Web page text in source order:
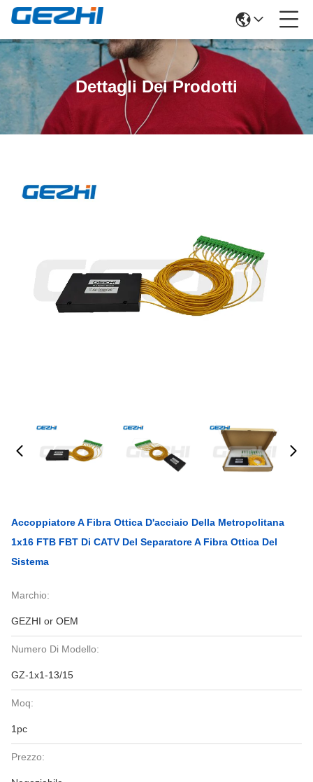
Dettagli Dei Prodotti
Accoppiatore A Fibra Ottica D'acciaio Della Metropolitana
1x16 FTB FBT Di CATV Del Separatore A Fibra Ottica Del
Sistema
Marchio:
GEZHI or OEM
Numero Di Modello:
GZ-1x1-13/15
Moq:
1pc
Prezzo: